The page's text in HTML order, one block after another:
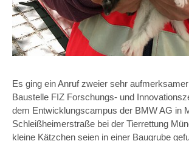
Es ging ein Anruf zweier sehr
Baustelle FIZ Forschungs- und
dem Entwicklungscampus der BMW AG in
Schleißheimerstraße bei der Tierrettung
kleine Kätzchen seien in einer Baugrube